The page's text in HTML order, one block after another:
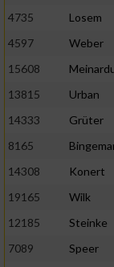
4735
Losem
4597
Weber
15608
13815
Urban
14333
Grüter
8165
14308
Konert
19165
Wilk
12185
Steinke
7089
Speer